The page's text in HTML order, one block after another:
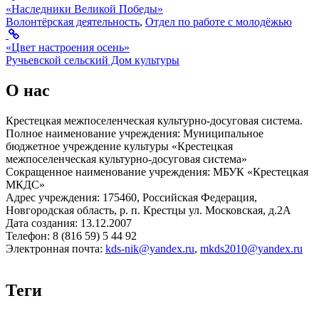
«Наследники Великой Победы»
Волонтёрская деятельность, Отдел по работе с молодёжью
«Цвет настроения осень»
Ручьевской сельский Дом культуры
О нас
Крестецкая межпоселенческая культурно-досуговая система.
Полное наименование учреждения: Муниципальное
бюджетное учреждение культуры «Крестецкая
межпоселенческая культурно-досуговая система»
Сокращенное наименование учреждения: МБУК «Крестецкая
МКДС»
Адрес учреждения: 175460, Российская Федерация,
Новгородская область, р. п. Крестцы ул. Московская, д.2А
Дата создания: 13.12.2007
Телефон: 8 (816 59) 5 44 92
Электронная почта: kds-nik@yandex.ru, mkds2010@yandex.ru
Теги